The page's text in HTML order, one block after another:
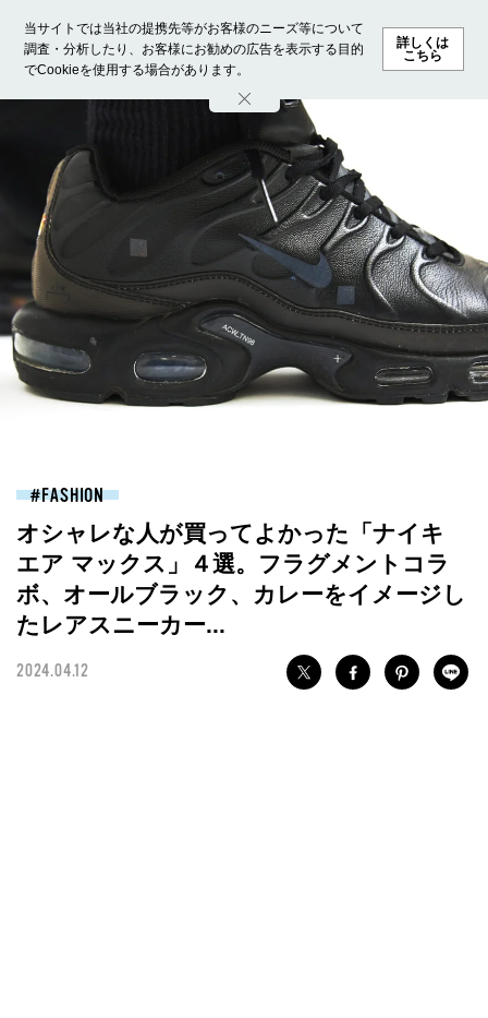
当サイトでは当社の提携先等がお客様のニーズ等について
調査・分析したり、お客様にお勧めの広告を表示する目的
でCookieを使用する場合があります。
詳しくは
こちら
ホーム モデル募集 ランキング ファッション ビューテ
FASHION
オシャレな人が買ってよかった「ナイキ
エア マックス」４選。フラグメントコラ
ボ、オールブラック、カレーをイメージし
たレアスニーカー...
2024.04.12